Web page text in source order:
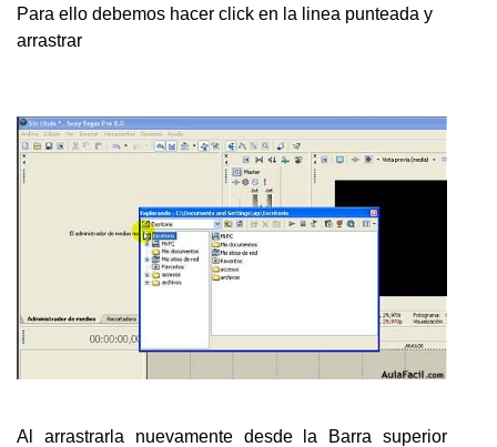
Para ello debemos hacer click en la linea punteada y
arrastrar
Al arrastrarla nuevamente desde la Barra superior